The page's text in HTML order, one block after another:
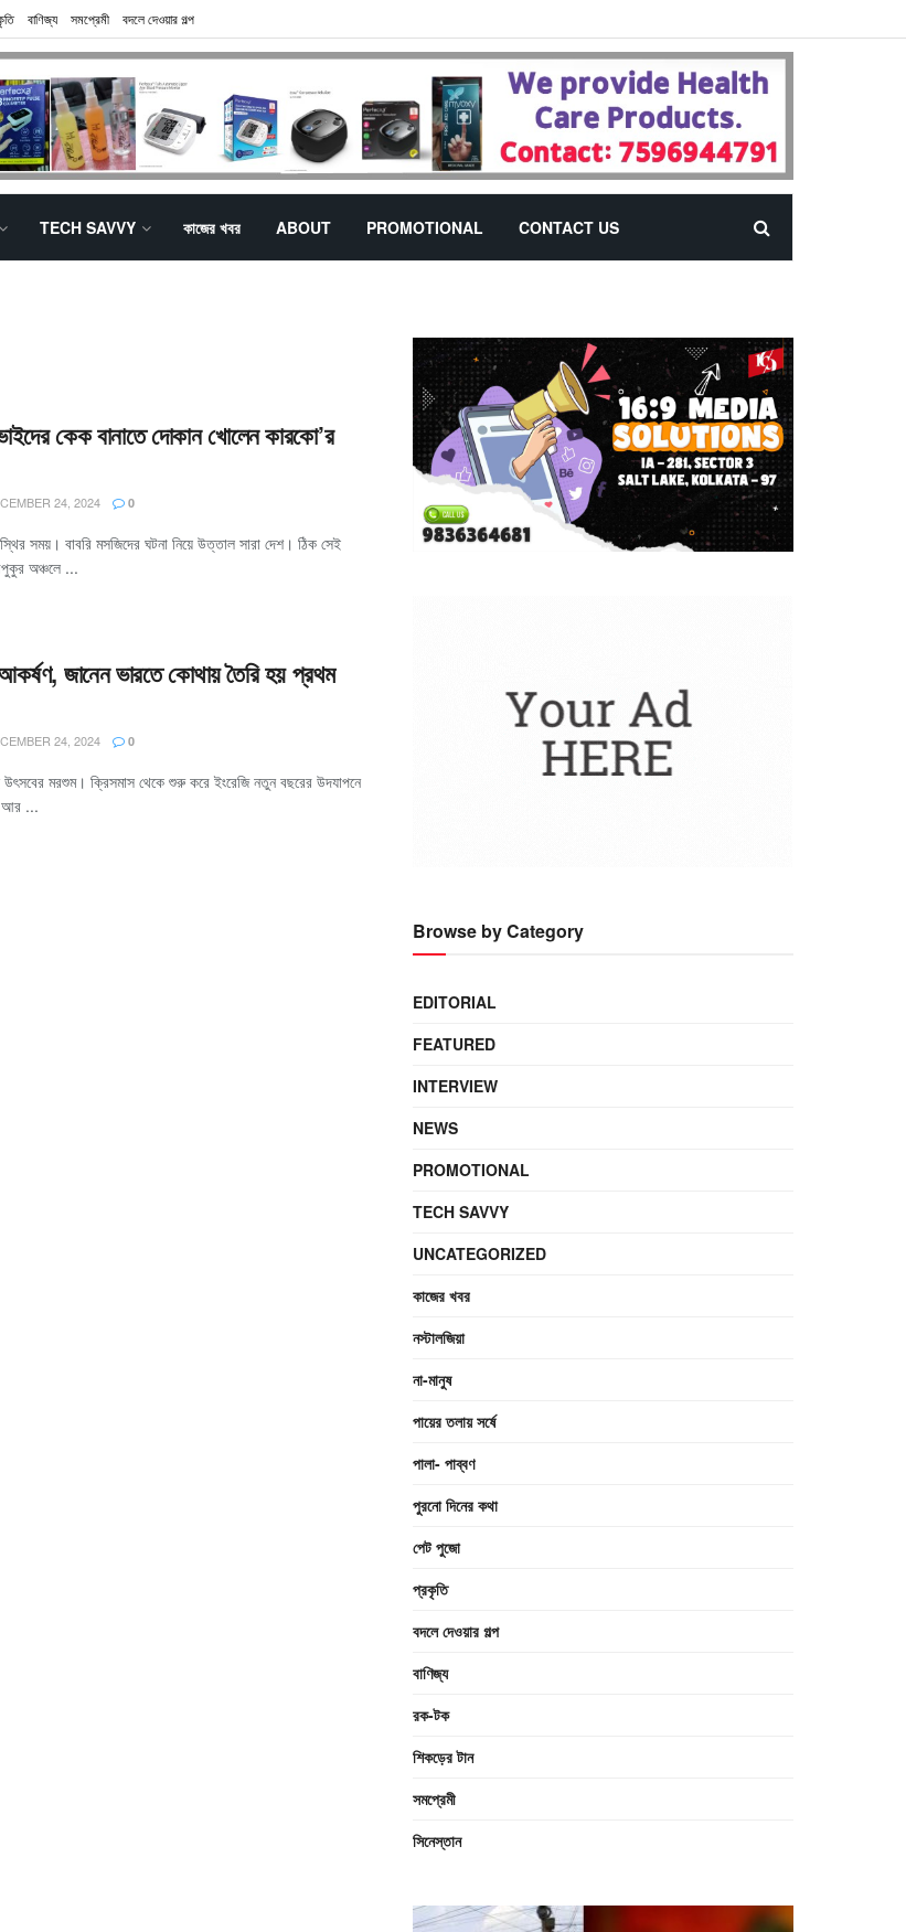
বাণিজ্য সমপ্রেমী বদলে দেওয়ার গল্প
TECH SAVVY কাজের খবর ABOUT PROMOTIONAL CONTACT US
কেক বানাতে দোকান খোলেন কারকো’র
24, 2024 0
সময়। বাবরি মসজিদের ঘটনা নিয়ে উত্তাল সারা দেশ। ঠিক সেই
অঞ্চলে ...
জানেন ভারতে কোথায় তৈরি হয় প্রথম
24, 2024 0
উৎসবের মরশুম। ক্রিসমাস থেকে শুরু করে ইংরেজি নতুন বছরের উদযাপনে
আর ...
Browse by Category
EDITORIAL
FEATURED
INTERVIEW
NEWS
PROMOTIONAL
TECH SAVVY
UNCATEGORIZED
কাজের খবর
নস্টালজিয়া
না-মানুষ
পায়ের তলায় সর্ষে
পালা- পাব্বণ
পুরনো দিনের কথা
পেট পুজো
প্রকৃতি
বদলে দেওয়ার গল্প
বাণিজ্য
রক-টক
শিকড়ের টান
সমপ্রেমী
সিনেস্তান